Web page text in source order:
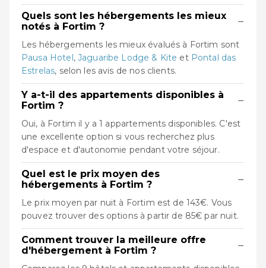
Quels sont les hébergements les mieux
notés à Fortim ?
−
Les hébergements les mieux évalués à Fortim sont
Pausa Hotel, Jaguaribe Lodge & Kite et Pontal das
Estrelas, selon les avis de nos clients.
Y a-t-il des appartements disponibles à
Fortim ?
−
Oui, à Fortim il y a 1 appartements disponibles. C'est
une excellente option si vous recherchez plus
d'espace et d'autonomie pendant votre séjour.
Quel est le prix moyen des
hébergements à Fortim ?
−
Le prix moyen par nuit à Fortim est de 143€. Vous
pouvez trouver des options à partir de 85€ par nuit.
Comment trouver la meilleure offre
d'hébergement à Fortim ?
−